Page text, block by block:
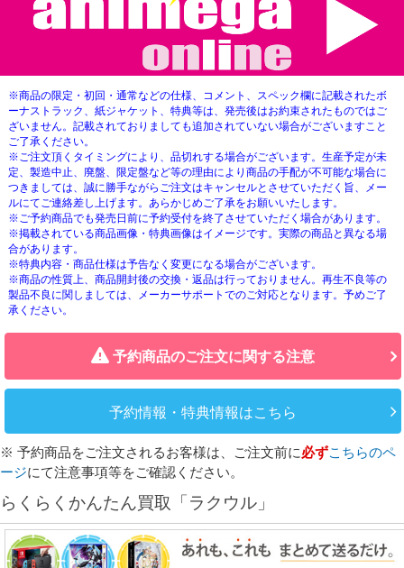
※商品の限定・初回・通常などの仕様、コメント、スペック欄に記載されたボ
ーナストラック、紙ジャケット、特典等は、発売後はお約束されたものではご
ざいません。記載されておりましても追加されていない場合がございますこと
ご了承ください。
※ご注文頂くタイミングにより、品切れする場合がございます。生産予定が未
定、製造中止、廃盤、限定盤など等の理由により商品の手配が不可能な場合に
つきましては、誠に勝手ながらご注文はキャンセルとさせていただく旨、メー
ルにてご連絡差し上げます。あらかじめご了承をお願いいたします。
※ご予約商品でも発売日前に予約受付を終了させていただく場合があります。
※掲載されている商品画像・特典画像はイメージです。実際の商品と異なる場
合があります。
※特典内容・商品仕様は予告なく変更になる場合がございます。
※商品の性質上、商品開封後の交換・返品は行っておりません。再生不良等の
製品不良に関しましては、メーカーサポートでのご対応となります。予めご了
承ください。
予約商品のご注文に関する注意
予約情報・特典情報はこちら
※ 予約商品をご注文されるお客様は、ご注文前に必ずこちらのペ
ージにて注意事項等をご確認ください。
らくらくかんたん買取「ラクウル」